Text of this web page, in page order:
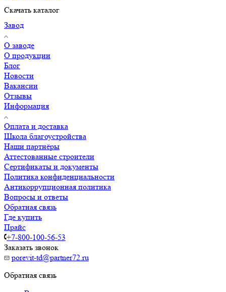
Скачать каталог
Завод
О заводе
О продукции
Блог
Новости
Вакансии
Отзывы
Информация
Оплата и доставка
Школа благоустройства
Наши партнёры
Аттестованные строители
Сертификаты и документы
Политика конфиденциальности
Антикоррупционная политика
Вопросы и ответы
Обратная связь
Где купить
Прайс
+7-800-100-56-53
Заказать звонок
porevit-td@partner72.ru
Обратная связь